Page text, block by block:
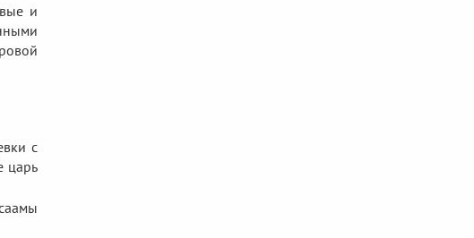
и
с
царь